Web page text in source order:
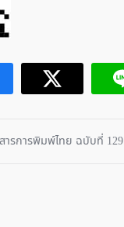
ารการพิมพ์ไทย ฉบับที่ 129